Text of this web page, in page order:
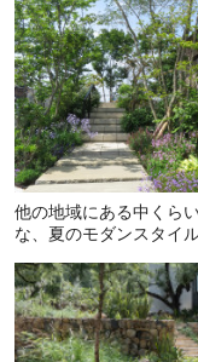
ば、アイデアブッ
がけた専門家にご
取りについて相談
ゃれな庭 (階段) の
の家のリノベーシ
非お役立てくださ
他の地域にある中くら
な、夏のモダンスタイ
き、階段) の写真
他の地域にある中く
な、夏のモダンスタ
おしゃれな庭 (天然
階段) の写真